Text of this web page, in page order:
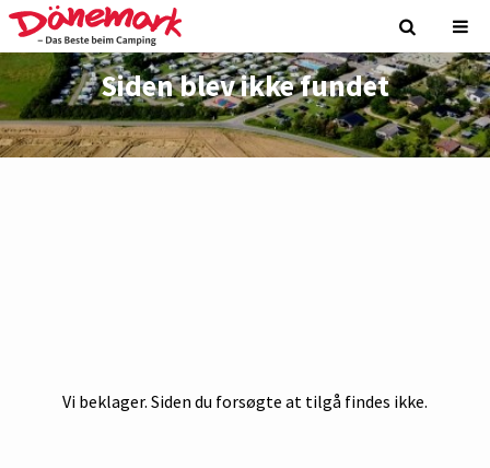
Siden blev ikke fundet
Vi beklager. Siden du forsøgte at tilgå findes ikke.